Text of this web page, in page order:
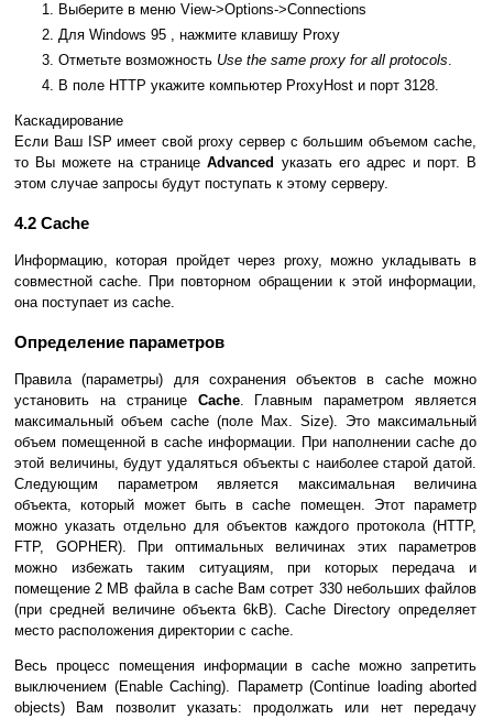
Выберите в меню View->Options->Connections
Для Windows 95 , нажмите клавишу Proxy
Отметьте возможность Use the same proxy for all protocols.
В поле HTTP укажите компьютер ProxyHost и порт 3128.
Каскадирование
Если Ваш ISP имеет свой proxy сервер с большим объемом cache,
то Вы можете на страницеAdvanced указать его адрес и порт. В
этом случае запросы будут поступать к этому серверу.
4.2 Cache
Информацию, которая пройдет через proxy, можно укладывать в
совместной cache. При повторном обращении к этой информации,
она поступает из cache.
Определение параметров
Правила (параметры) для сохранения объектов в cache можно
установить на странице Cache. Главным параметром является
максимальный объем cache (поле Max. Size). Это максимальный
объем помещенной в cache информации. При наполнении cache до
этой величины, будут удаляться объекты с наиболее старой датой.
Следующим параметром является максимальная величина
объекта, который может быть в cache помещен. Этот параметр
можно указать отдельно для объектов каждого протокола (HTTP,
FTP, GOPHER). При оптимальных величинах этих параметров
можно избежать таким ситуациям, при которых передача и
помещение 2 MB файла в cache Вам сотрет 330 небольших файлов
(при средней величине объекта 6kB). Cache Directory определяет
место расположения директории с cache.
Весь процесс помещения информации в cache можно запретить
выключением (Enable Caching). Параметр (Continue loading aborted
objects) Вам позволит указать: продолжать или нет передачу